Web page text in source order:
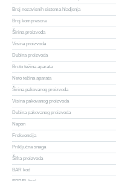
Broj nezavisnih sistema hladjenja
Broj kompresora
Širina proizvoda
Visina proizvoda
Dubina proizvoda
Bruto težina aparata
Neto težina aparata
Širina pakovanog proizvoda
Visina pakovanog proizvoda
Dubina pakovanog proizvoda
Napon
Frekvencija
Priključna snaga
Šifra proizvoda
BAR kod